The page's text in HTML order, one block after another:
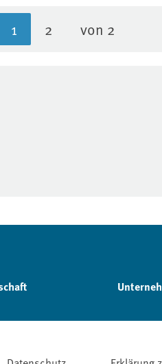
Aktuelle Seite
1 Seite
2 von 2